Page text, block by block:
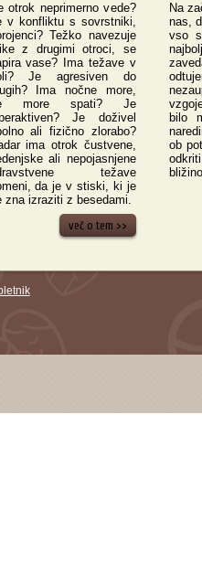
otrok neprimerno vede?
v konfliktu s sovrstniki,
Težko navezuje
z drugimi otroci, se
vase? Ima težave v
Je agresiven do
Ima nočne more,
more spati? Je
Je doživel
ali fizično zlorabo?
ima otrok čustvene,
ali nepojasnjene
težave
da je v stiski, ki je
zna izraziti z besedami.
Na
nas,
vso
bilo
ob
več o tem >>